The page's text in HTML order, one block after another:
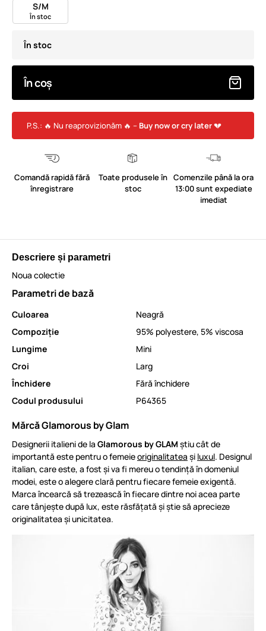
S/M
În stoc
În stoc
În coș
P.S.: 🔥 Nu reaprovizionăm 🔥 – Buy now or cry later💔
Comandă rapidă fără
înregistrare
Toate produsele în
stoc
Comenzile până la ora
13:00 sunt expediate
imediat
Descriere și parametri
Noua colectie
Parametri de bază
Culoarea
Neagră
Compoziție
95% polyestere, 5% viscosa
Lungime
Mini
Croi
Larg
Închidere
Fără închidere
Codul produsului
P64365
Mărcă Glamorous by Glam
Designerii italieni de la Glamorous by GLAM știu cât de
importantă este pentru o femeieoriginalitatea și luxul. Designul
italian, care este, a fost și va fi mereu o tendință în domeniul
modei, este o alegere clară pentru fiecare femeie exigentă.
Marca încearcă să trezească în fiecare dintre noi acea parte
care tânjește după lux, este răsfățată și știe să aprecieze
originalitatea și unicitatea.